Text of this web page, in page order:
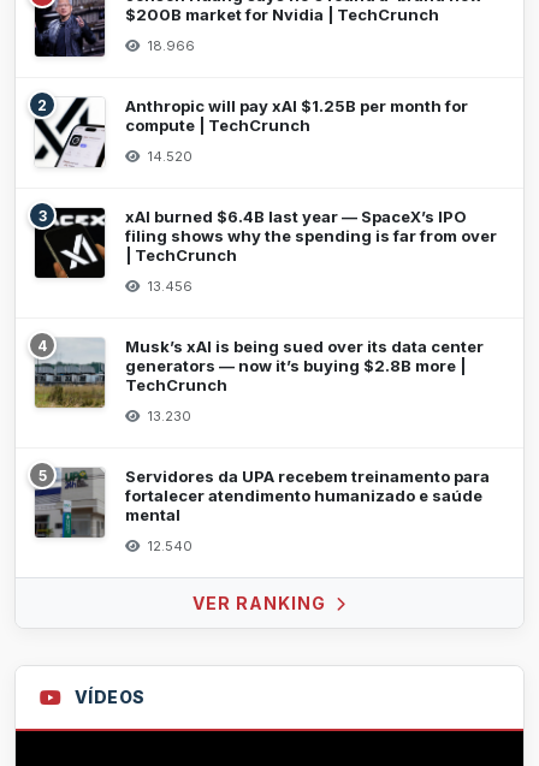
$200B market for Nvidia | TechCrunch
18.966
2
Anthropic will pay xAI $1.25B per month for
compute | TechCrunch
14.520
3
xAI burned $6.4B last year — SpaceX’s IPO
filing shows why the spending is far from over
| TechCrunch
13.456
4
Musk’s xAI is being sued over its data center
generators — now it’s buying $2.8B more |
TechCrunch
13.230
5
Servidores da UPA recebem treinamento para
fortalecer atendimento humanizado e saúde
mental
12.540
VER RANKING
VÍDEOS